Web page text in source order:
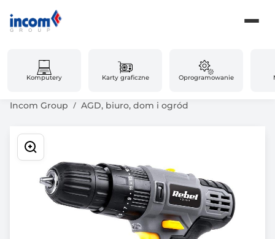
Komputery Karty graficzne Oprogramowanie
Incom Group AGD, biuro, dom i ogród